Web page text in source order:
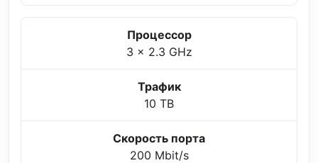
Процессор
3 x 2.3 GHz
Трафик
10 TB
Скорость порта
200 Mbit/s